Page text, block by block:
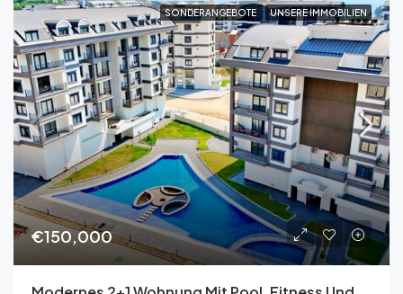
SONDERANGEBOTE UNSERE IMMOBILIEN
€150,000